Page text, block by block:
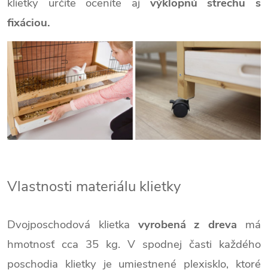
fixáciou.
Vlastnosti materiálu klietky
Dvojposchodová klietka vyrobená z dreva má
hmotnosť cca 35 kg. V spodnej časti každého
poschodia klietky je umiestnené plexisklo, ktoré